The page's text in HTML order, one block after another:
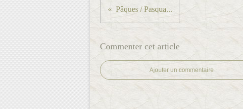
Pâques / Pasqua...
Commenter cet article
Ajouter un commentaire